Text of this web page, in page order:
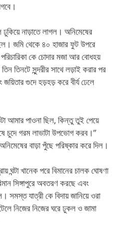
নাড়াতে লাগল। অনিমেষের
জমি থেকে ৪০ হাজার ফুট উপরে
পরিচারিকা কে চোদার মজা আর বোধহয়
তিনটে সুন্দরীর সাথে লড়াই করার পর
গুদে হড়হড় করে বীর্য ঢেলে
আমার পাওনা ছিল, কিন্তু তুই পেয়ে
চুদে গরম লাভাটা উপভোগ করব।”
বাড়া পুঁছে পরিষ্কার করে দিল।
খানেক পরে বিমানের চালক ঘোষণা
সিঙ্গাপুরে অবতরণ করছে এবং
সমস্ত যাত্রী কে বিদায় জানিয়ে ওরা
নিজের নিজের ঘরে ঢুকল ও জামা